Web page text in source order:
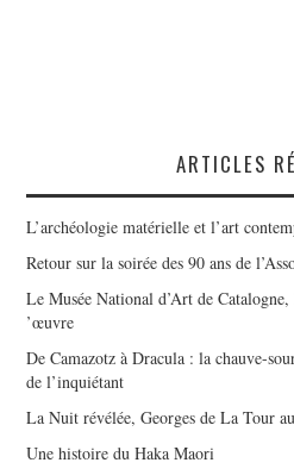
ARTICLES
L’archéologie matérielle et l’art
Retour sur la soirée des 90 ans de
Le Musée National d’Art de
’œuvre
De Camazotz à Dracula : la chauve-
de l’inquiétant
La Nuit révélée, Georges de La Tour
Une histoire du Haka Maori